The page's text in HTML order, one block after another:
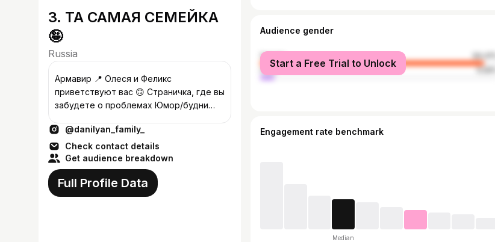
3. ТА САМАЯ СЕМЕЙКА
🤪
Russia
Армавир 📍 Олеся и Феликс
приветствуют вас 🙃 Страничка, где вы
забудете о проблемах Юмор/будни
сотрудничеству писать в директ
@danilyan_family_
Check contact details
Get audience breakdown
Full Profile Data
Audience gender
female
94.41%
male
5.59%
Start a Free Trial to Unlock
Engagement rate benchmark
Median